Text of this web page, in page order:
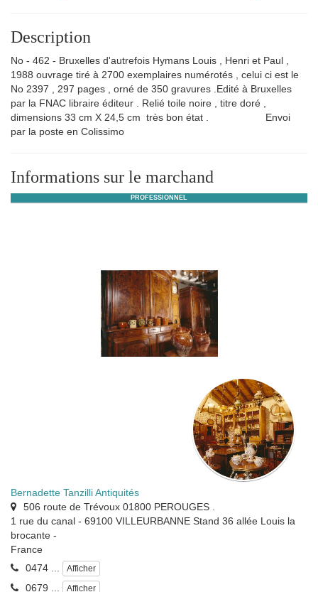
Description
No - 462 - Bruxelles d'autrefois Hymans Louis , Henri et Paul ,
1988 ouvrage tiré à 2700 exemplaires numérotés , celui ci est le
No 2397 , 297 pages , orné de 350 gravures .Edité à Bruxelles
par la FNAC libraire éditeur . Relié toile noire , titre doré ,
dimensions 33 cm X 24,5 cm très bon état . Envoi
par la poste en Colissimo
Informations sur le marchand
PROFESSIONNEL
Bernadette Tanzilli Antiquités
506 route de Trévoux 01800 PEROUGES .
1 rue du canal - 69100 VILLEURBANNE Stand 36 allée Louis la
brocante -
France
0474 ...
Afficher
0679 ... Afficher